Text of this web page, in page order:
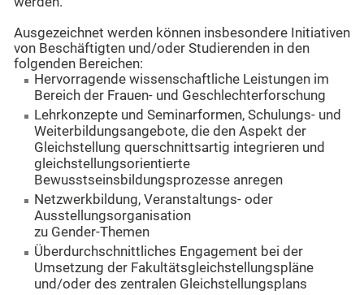
Ausgezeichnet werden können insbesondere Initiativen
von Beschäftigten und/oder Studierenden in den
folgenden Bereichen:
Hervorragende wissenschaftliche Leistungen im
Bereich der Frauen- und Geschlechterforschung
Lehrkonzepte und Seminarformen, Schulungs- und
Weiterbildungsangebote, die den Aspekt der
Gleichstellung querschnittsartig integrieren und
gleichstellungsorientierte
Bewusstseinsbildungsprozesse anregen
Netzwerkbildung, Veranstaltungs- oder
Ausstellungsorganisation
zu Gender-Themen
Überdurchschnittliches Engagement bei der
Umsetzung der Fakultätsgleichstellungspläne
und/oder des zentralen Gleichstellungsplans